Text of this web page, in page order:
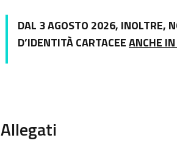
DAL 3 AGOSTO 2026, INOLTRE,
D’IDENTITÀ CARTACEEANCHE
Allegati